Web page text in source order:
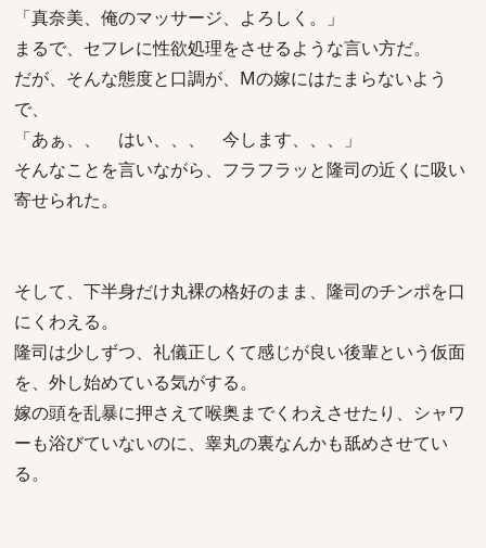
「真奈美、俺のマッサージ、よろしく。」
まるで、セフレに性欲処理をさせるような言い方だ。
だが、そんな態度と口調が、Mの嫁にはたまらないよう
で、
「あぁ、、 はい、、、 今します、、、」
そんなことを言いながら、フラフラッと隆司の近くに吸い
寄せられた。
そして、下半身だけ丸裸の格好のまま、隆司のチンポを口
にくわえる。
隆司は少しずつ、礼儀正しくて感じが良い後輩という仮面
を、外し始めている気がする。
嫁の頭を乱暴に押さえて喉奥までくわえさせたり、シャワ
ーも浴びていないのに、睾丸の裏なんかも舐めさせてい
る。